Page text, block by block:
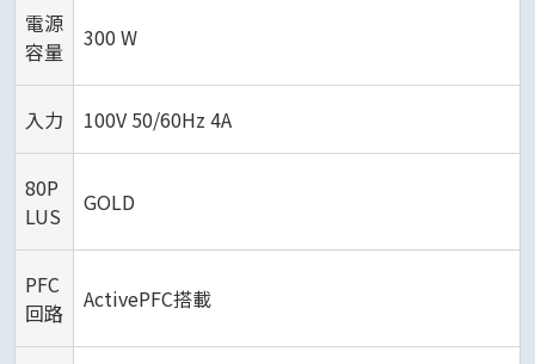
電源
容量
300 W
入力 100V 50/60Hz 4A
80P
LUS
GOLD
PFC
回路
ActivePFC搭載